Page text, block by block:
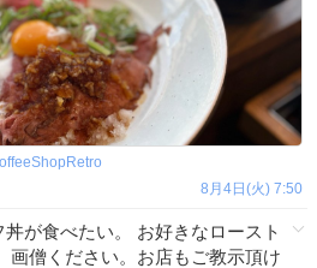
8月4日(火) 7:50
が食べたい。 お好きなロースト
画僧ください。お店もご教示頂け